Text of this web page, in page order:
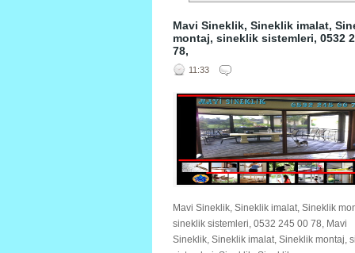
Mavi Sineklik, Sineklik imalat,
montaj, sineklik sistemleri, 0532
78,
11:33
Mavi Sineklik, Sineklik imalat, Sineklik
sineklik sistemleri, 0532 245 00 78, Mavi
Sineklik, Sineklik imalat, Sineklik montaj,